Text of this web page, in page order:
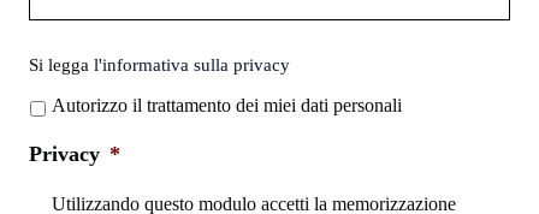
Si
l'informativa
sulla
privacy
Si legga l'informativa sulla privacy
Autorizzo il trattamento dei miei dati personali
Privacy *
Utilizzando questo modulo accetti la memorizzazione